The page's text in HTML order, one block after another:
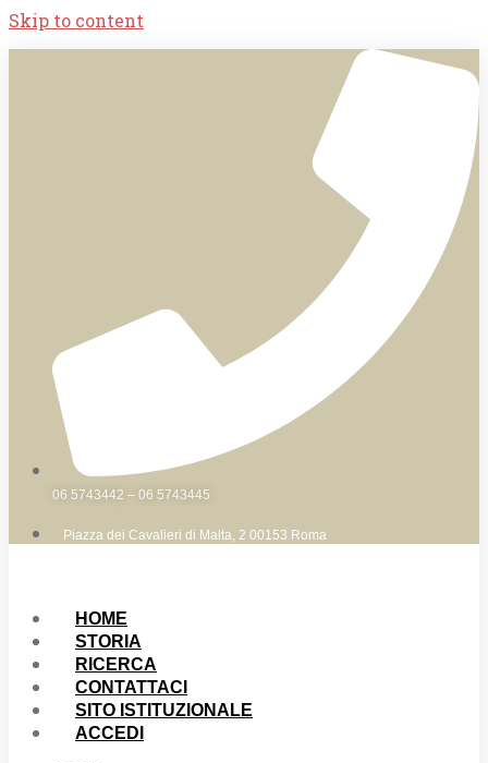
Skip to content
06 5743442 – 06 5743445
Piazza dei Cavalieri di Malta, 2 00153 Roma
HOME
STORIA
RICERCA
CONTATTACI
SITO ISTITUZIONALE
ACCEDI